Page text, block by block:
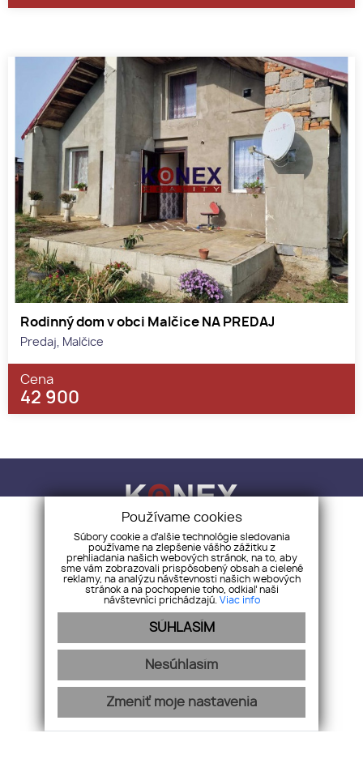
Rodinný dom v obci Malčice NA PREDAJ
Predaj, Malčice
Cena
42 900
KONEX REALITY, s.r.o.
+421 918 883 321
info@konex-reality.sk
NEHNUTEĽNOSTI BLOG O NÁS KONTAKT CHCEM PREDAŤ
webex.digital- REALVIA.sk
Používame cookies
Súbory cookie a ďalšie technológie sledovania
používame na zlepšenie vášho zážitku z
prehliadania našich webových stránok, na to, aby
sme vám zobrazovali prispôsobený obsah a cielené
reklamy, na analýzu návštevnosti našich webových
stránok a na pochopenie toho, odkiaľ naši
návštevníci prichádzajú. Viac info
SÚHLASÍM
Nesúhlasím
Zmeniť moje nastavenia